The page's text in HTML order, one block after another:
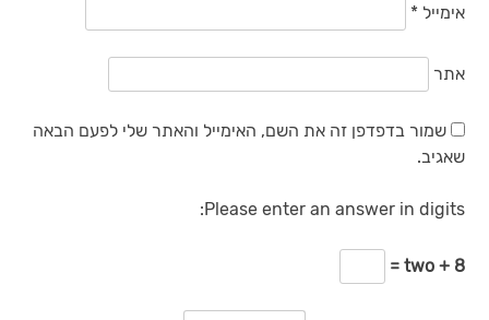
אימייל*
אתר
שמור בדפדפן זה את השם, האימייל והאתר שלי לפעם הבאה
שאגיב.
Please enter an answer in digits:
two + 8 =